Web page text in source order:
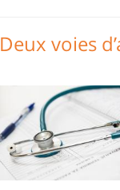
Deux voies